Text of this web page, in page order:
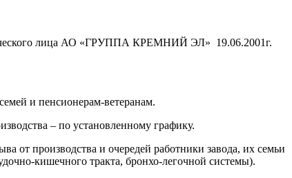
лица АО «ГРУППА КРЕМНИЙ ЭЛ» 19.06.2001г.
и пенсионерам-ветеранам.
– по установленному графику.
от производства и очередей работники завода, их семьи
кишечного тракта, бронхо-легочной системы).